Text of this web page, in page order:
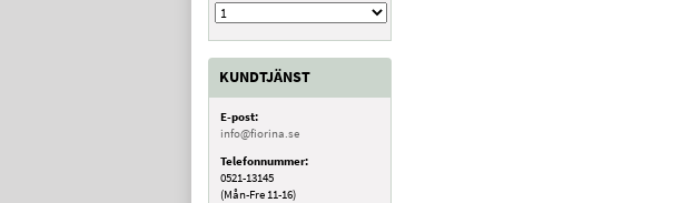
KUNDTJÄNST
E-post:
info@fiorina.se
Telefonnummer:
0521-13145
(Mån-Fre 11-16)